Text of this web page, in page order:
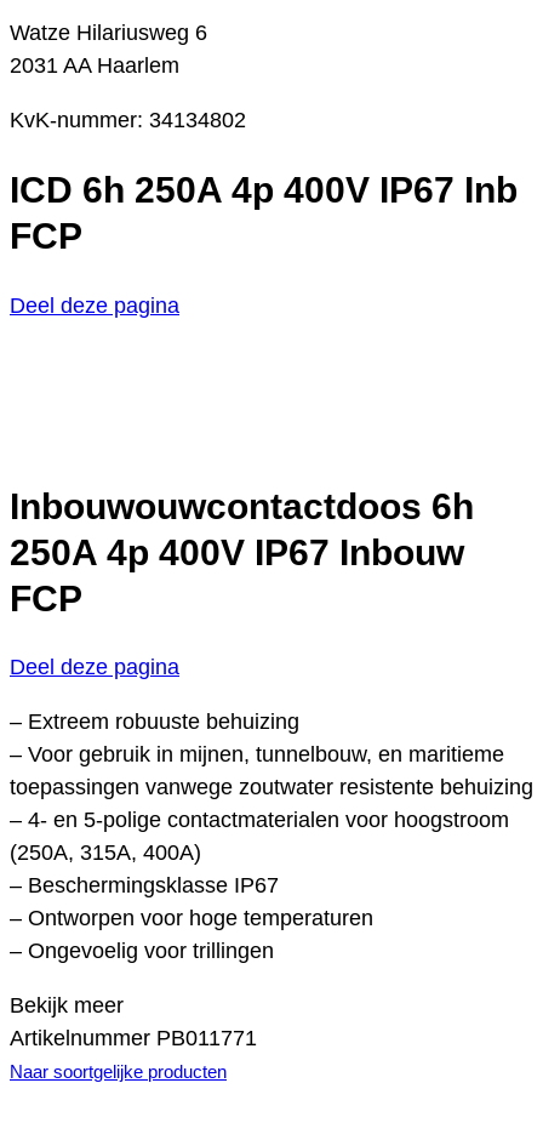
Watze Hilariusweg 6
2031 AA Haarlem
KvK-nummer: 34134802
ICD 6h 250A 4p 400V IP67 Inb
FCP
Deel deze pagina
Inbouwouwcontactdoos 6h
250A 4p 400V IP67 Inbouw
FCP
Deel deze pagina
– Extreem robuuste behuizing
– Voor gebruik in mijnen, tunnelbouw, en maritieme
toepassingen vanwege zoutwater resistente behuizing
– 4- en 5-polige contactmaterialen voor hoogstroom
(250A, 315A, 400A)
– Beschermingsklasse IP67
– Ontworpen voor hoge temperaturen
– Ongevoelig voor trillingen
Bekijk meer
Artikelnummer PB011771
Naar soortgelijke producten